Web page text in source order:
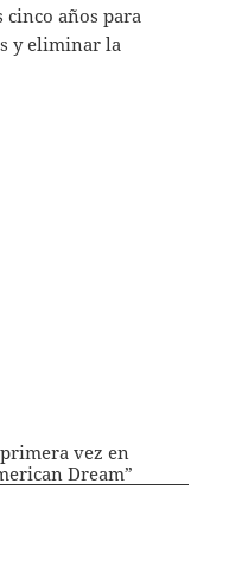
años para
y eliminar la
vez en
Dream”